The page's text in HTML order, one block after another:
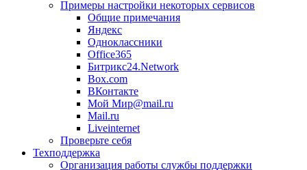
Примеры настройки некоторых сервисов
Общие примечания
Яндекс
Одноклассники
Office365
Битрикс24.Network
Box.com
ВКонтакте
Мой Мир@mail.ru
Mail.ru
Liveinternet
Проверьте себя
Техподдержка
Организация работы службы поддержки